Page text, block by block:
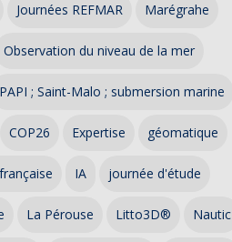
Journées REFMAR Marégrahe
Observation du niveau de la mer
PAPI ; Saint-Malo ; submersion marine
COP26 Expertise géomatique
IA journée d'étude
La Pérouse Litto3D® Nautic